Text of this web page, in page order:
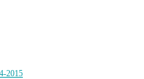
2015